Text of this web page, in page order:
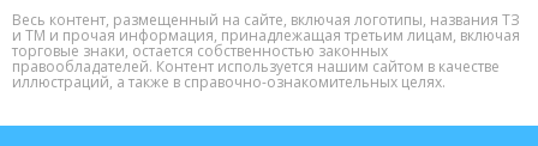
Весь контент, размещенный на сайте, включая логотипы, названия ТЗ
и ТМ и прочая информация, принадлежащая третьим лицам, включая
торговые знаки, остается собственностью законных
правообладателей. Контент используется нашим сайтом в качестве
иллюстраций, а также в справочно-ознакомительных целях.